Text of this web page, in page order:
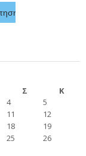
Σ Κ
4 5
11 12
18 19
25 26